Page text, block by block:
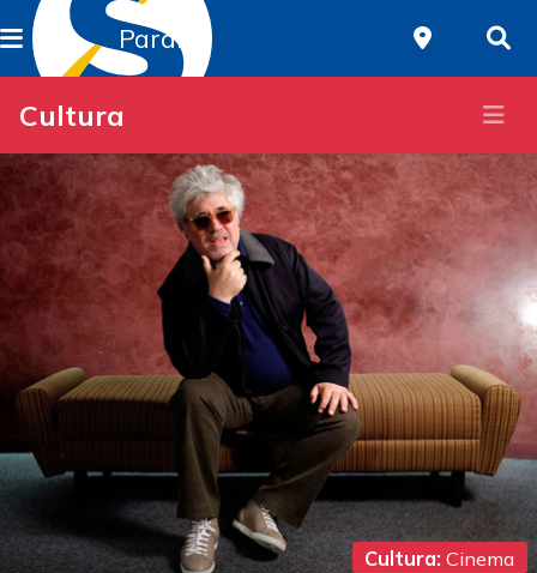
Paraná
Cultura
Cultura: Cinema